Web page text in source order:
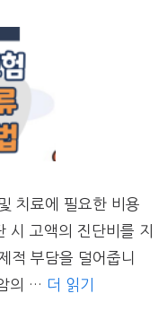
치료에 필요한 비용
시 고액의 진단비를 지
적 부담을 덜어줍니
의 … 더 읽기